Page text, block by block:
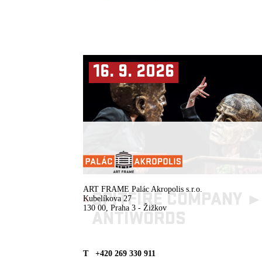
16. 9. 2026
ENG SUBTITLES
SPITFIRE COMPANY ►
ANTIWORDS
ART FRAME Palác Akropolis s.r.o.
Kubelíkova 27
130 00, Praha 3 - Žižkov
T +420 269 330 911